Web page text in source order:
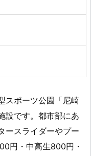
スポーツ公園「尼崎
設です。都市部にあ
ースライダーやプー
円・中高生800円・